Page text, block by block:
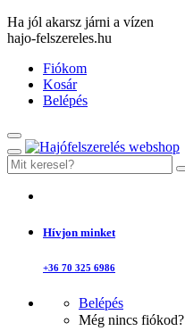
Ha jól akarsz járni a vízen
hajo-felszereles.hu
Fiókom
Kosár
Belépés
Hívjon minket
+36 70 325 6986
Belépés
Még nincs fiókod?